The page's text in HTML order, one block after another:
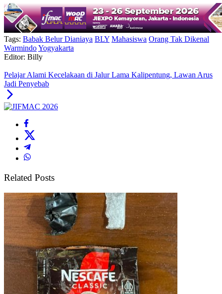
Tags: Babak Belur Dianiaya BLY Mahasiswa Orang Tak Dikenal
WarmindoYogyakarta
Editor: Billy
Pelajar Alami Kecelakaan di Jalur Lama Kalipentung, Lawan Arus
Jadi Penyebab
Related Posts